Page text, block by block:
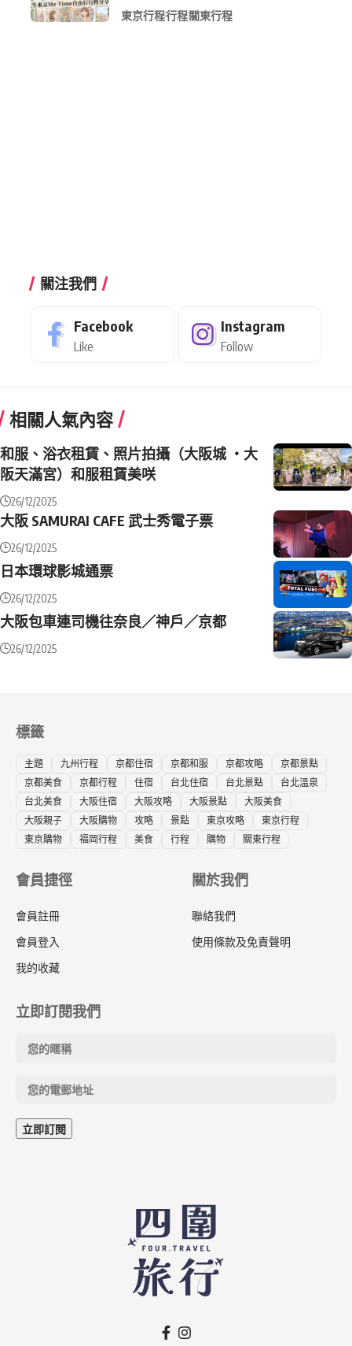
Shopping 與下北澤尋寶5日4夜慢活
東京行程行程關東行程
關注我們
Facebook
Like
Instagram
Follow
相關人氣內容
和服、浴衣租賃、照片拍攝（大阪城 ・大
阪天滿宮）和服租賃美咲
26/12/2025
大阪 SAMURAI CAFE 武士秀電子票
26/12/2025
日本環球影城通票
26/12/2025
大阪包車連司機往奈良／神戶／京都
26/12/2025
標籤
主題 九州行程 京都住宿 京都和服 京都攻略
京都景點
京都美食
京都行程 住宿 台北住宿 台北景點
台北溫泉
台北美食
大阪住宿 大阪攻略 大阪景點
大阪美食
大阪親子
大阪購物 攻略 景點 東京攻略
東京行程
東京購物
福岡行程 美食 行程 購物 關東行程
會員捷徑
會員註冊
會員登入
我的收藏
關於我們
聯絡我們
使用條款及免責聲明
立即訂閱我們